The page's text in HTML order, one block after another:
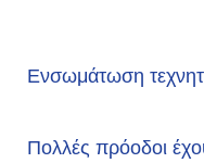
Ενσωμάτωση
Πολλές πρόοδοι